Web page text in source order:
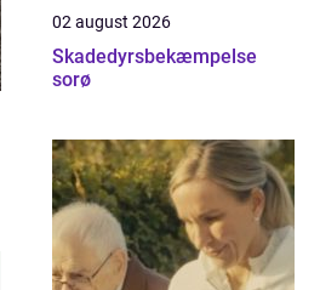
02 august 2026
Skadedyrsbekæmpelse
sorø